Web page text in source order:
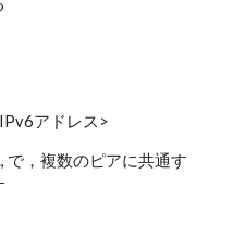
アドレス>